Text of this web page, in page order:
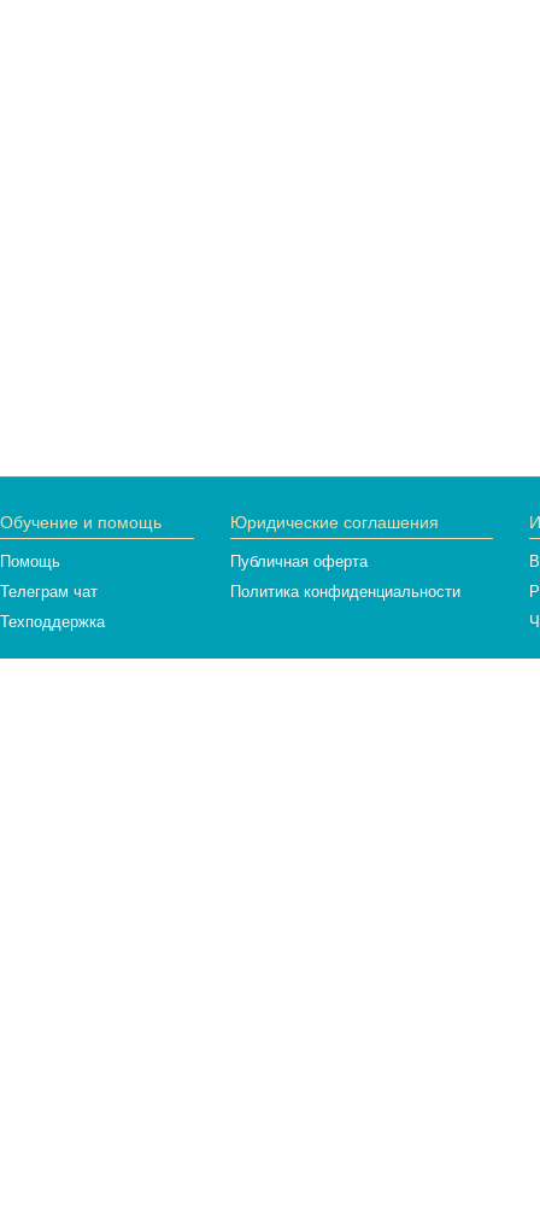
Обучение и помощь
Помощь
Телеграм чат
Техподдержка
Юридические соглашения
Публичная оферта
Политика конфиденциальности